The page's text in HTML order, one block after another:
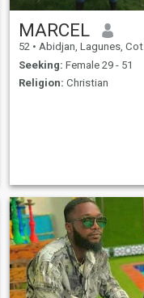
MARCEL
52 • Abidjan, Lagunes, Cote d'Ivoire
Seeking: Female 29 - 51
Religion: Christian